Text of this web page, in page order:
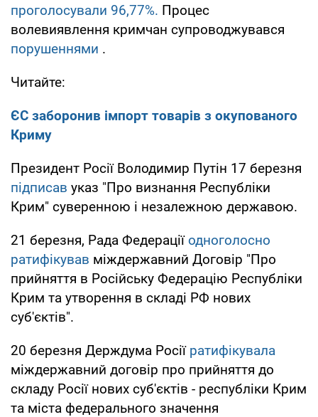
проголосували 96,77%. Процес
волевиявлення кримчан супроводжувався
порушеннями .
Читайте:
ЄС заборонив імпорт товарів з окупованого
Криму
Президент Росії Володимир Путін 17 березня
підписав указ "Про визнання Республіки
Крим" суверенною і незалежною державою.
21 березня, Рада Федераціїодноголосно
ратифікував міждержавний Договір "Про
прийняття в Російську Федерацію Республіки
Крим та утворення в складі РФ нових
суб'єктів".
20 березня Держдума Росії ратифікувала
міждержавний договір про прийняття до
складу Росії нових суб'єктів - республіки Крим
та міста федерального значення